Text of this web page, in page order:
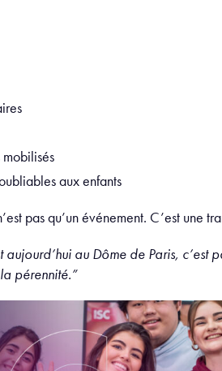
aux enfants
pas qu’un événement. C’est une
au Dôme de Paris,
pérennité.”